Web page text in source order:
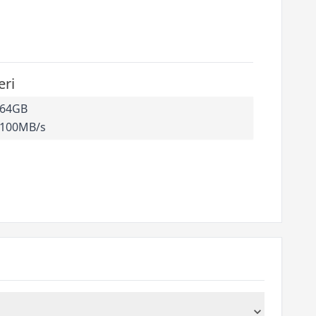
64GB
100MB/s